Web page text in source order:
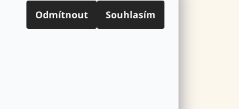
Odmítnout Souhlasím
Výdejní místa